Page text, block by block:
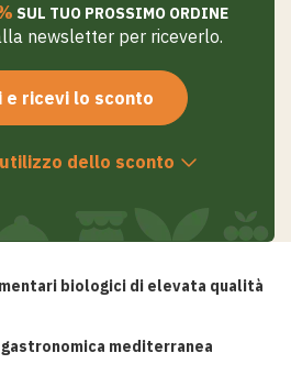
SUL TUO PROSSIMO ORDINE
newsletter per riceverlo.
ricevi lo sconto
dello sconto
biologici di elevata qualità
mediterranea